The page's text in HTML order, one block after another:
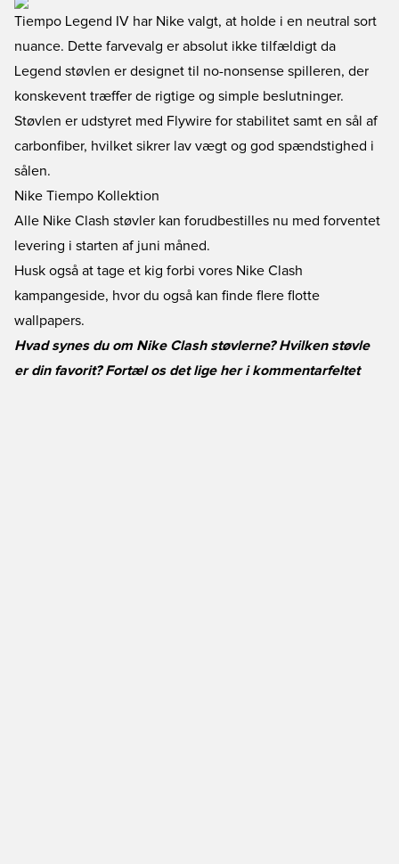
Tiempo Legend IV har Nike valgt, at holde i en neutral sort
nuance. Dette farvevalg er absolut ikke tilfældigt da
Legend støvlen er designet til no-nonsense spilleren, der
konskevent træffer de rigtige og simple beslutninger.
Støvlen er udstyret med Flywire for stabilitet samt en sål af
carbonfiber, hvilket sikrer lav vægt og god spændstighed i
sålen.
Nike Tiempo Kollektion
Alle Nike Clash støvler kan forudbestilles nu med forventet
levering i starten af juni måned.
Husk også at tage et kig forbi vores Nike Clash
kampangeside, hvor du også kan finde flere flotte
wallpapers.
Hvad synes du om Nike Clash støvlerne? Hvilken støvle
er din favorit? Fortæl os det lige her i kommentarfeltet